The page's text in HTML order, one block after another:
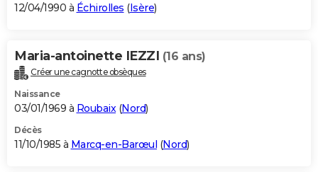
12/04/1990 à Échirolles (Isère)
Maria-antoinette IEZZI (16 ans)
Créer une cagnotte obsèques
Naissance
03/01/1969 à Roubaix(Nord)
Décès
11/10/1985 à Marcq-en-Barœul (Nord)